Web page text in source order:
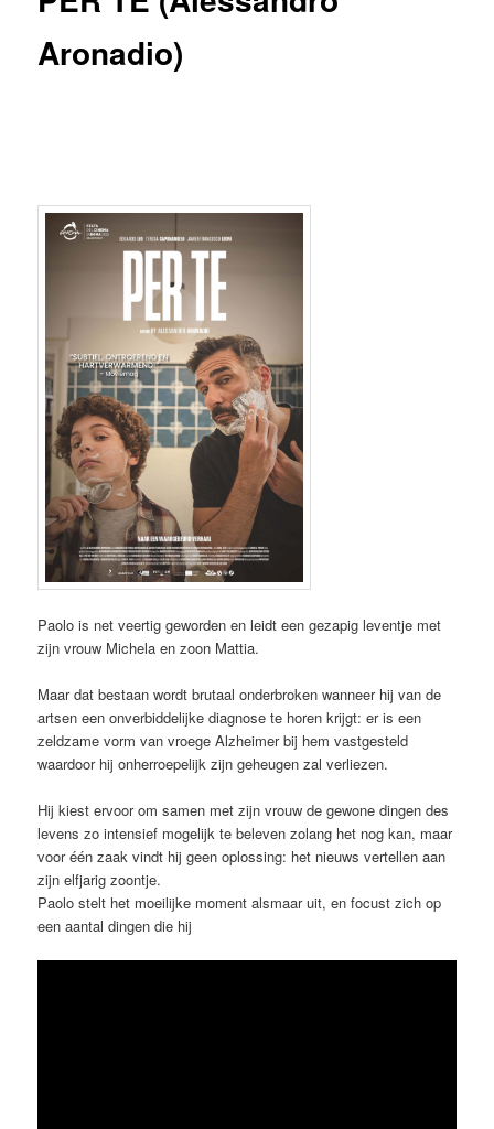
Aronadio)
Paolo is net veertig geworden en leidt een gezapig leventje met
zijn vrouw Michela en zoon Mattia.
Maar dat bestaan wordt brutaal onderbroken wanneer hij van de
artsen een onverbiddelijke diagnose te horen krijgt: er is een
zeldzame vorm van vroege Alzheimer bij hem vastgesteld
waardoor hij onherroepelijk zijn geheugen zal verliezen.
Hij kiest ervoor om samen met zijn vrouw de gewone dingen des
levens zo intensief mogelijk te beleven zolang het nog kan, maar
voor één zaak vindt hij geen oplossing: het nieuws vertellen aan
zijn elfjarig zoontje.
Paolo stelt het moeilijke moment alsmaar uit, en focust zich op
een aantal dingen die hij